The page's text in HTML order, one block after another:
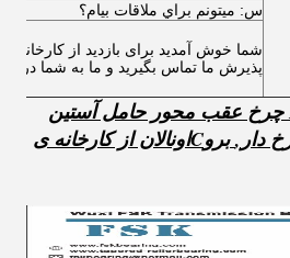
س: ميتونم براي ملاقات بيام؟
شما خوش آمدید برای بازدید از کارخانه
پذیرش ما تماس بگیرید و ما به شما در
مهر لاستیکی F 15187 چرخ عقب محور حامل آستین
, بروCاونالان از کارخانه ی